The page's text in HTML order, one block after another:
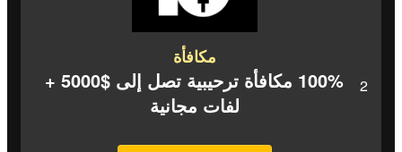
مكافأة
100% مكافأة ترحيبية تصل إلى $5000 +
لفات مجانية